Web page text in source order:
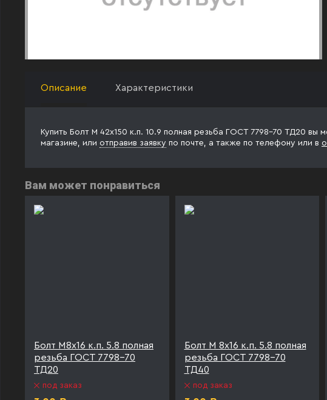
Описание Характеристики
Купить Болт М 42х150 к.п. 10.9 полная резьба ГОСТ 7798-70 ТД20 вы
магазине, или отправив заявку по почте, а также по телефону или в
Вам может понравиться
Болт М8х16 к.п. 5.8 полная
резьба ГОСТ 7798-70
ТД20
под заказ
Болт М 8х16 к.п. 5.8 полная
резьба ГОСТ 7798-70
ТД40
под заказ